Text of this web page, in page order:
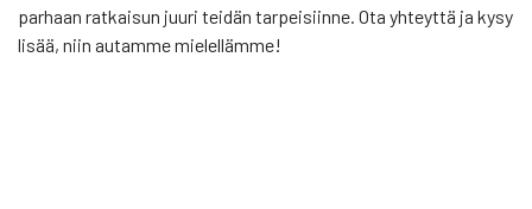
parhaan ratkaisun juuri teidän tarpeisiinne. Ota yhteyttä ja kysy
lisää, niin autamme mielellämme!